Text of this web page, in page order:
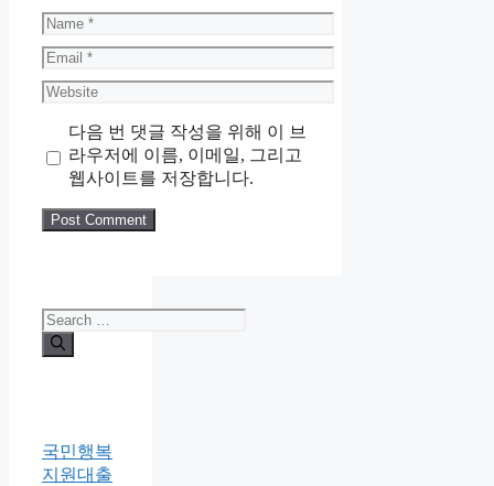
Name
Email
Website
다음 번 댓글 작성을 위해 이 브
라우저에 이름, 이메일, 그리고
웹사이트를 저장합니다.
Search
for:
국민행복
지원대출